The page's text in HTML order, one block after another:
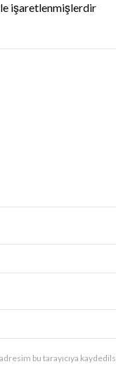
işaretlenmişlerdir
bu tarayıcıya